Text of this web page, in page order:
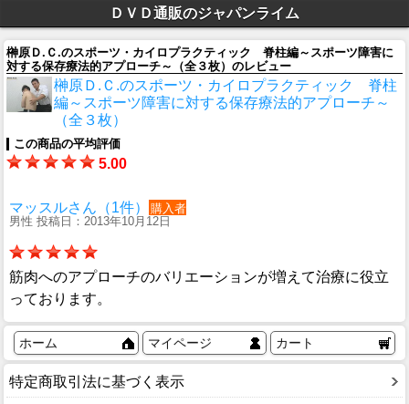
ＤＶＤ通販のジャパンライム
榊原Ｄ.Ｃ.のスポーツ・カイロプラクティック 脊柱編～スポーツ障害に
対する保存療法的アプローチ～（全３枚）のレビュー
榊原Ｄ.Ｃ.のスポーツ・カイロプラクティック 脊柱
編～スポーツ障害に対する保存療法的アプローチ～
（全３枚）
この商品の平均評価
5.00
マッスルさん（1件）
購入者
男性 投稿日：2013年10月12日
筋肉へのアプローチのバリエーションが増えて治療に役立
っております。
ホーム マイページ カート
特定商取引法に基づく表示